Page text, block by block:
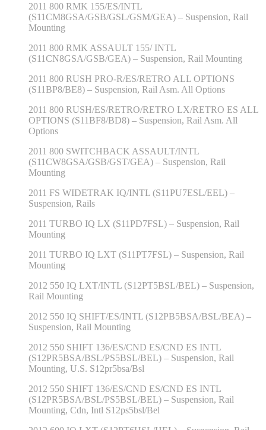
2011 800 RMK 155/ES/INTL
(S11CM8GSA/GSB/GSL/GSM/GEA) – Suspension, Rail
Mounting
2011 800 RMK ASSAULT 155/ INTL
(S11CN8GSA/GSB/GEA) – Suspension, Rail Mounting
2011 800 RUSH PRO-R/ES/RETRO ALL OPTIONS
(S11BP8/BE8) – Suspension, Rail Asm. All Options
2011 800 RUSH/ES/RETRO/RETRO LX/RETRO ES ALL
OPTIONS (S11BF8/BD8) – Suspension, Rail Asm. All
Options
2011 800 SWITCHBACK ASSAULT/INTL
(S11CW8GSA/GSB/GST/GEA) – Suspension, Rail
Mounting
2011 FS WIDETRAK IQ/INTL (S11PU7ESL/EEL) –
Suspension, Rails
2011 TURBO IQ LX (S11PD7FSL) – Suspension, Rail
Mounting
2011 TURBO IQ LXT (S11PT7FSL) – Suspension, Rail
Mounting
2012 550 IQ LXT/INTL (S12PT5BSL/BEL) – Suspension,
Rail Mounting
2012 550 IQ SHIFT/ES/INTL (S12PB5BSA/BSL/BEA) –
Suspension, Rail Mounting
2012 550 SHIFT 136/ES/CND ES/CND ES INTL
(S12PR5BSA/BSL/PS5BSL/BEL) – Suspension, Rail
Mounting, U.S. S12pr5bsa/Bsl
2012 550 SHIFT 136/ES/CND ES/CND ES INTL
(S12PR5BSA/BSL/PS5BSL/BEL) – Suspension, Rail
Mounting, Cdn, Intl S12ps5bsl/Bel